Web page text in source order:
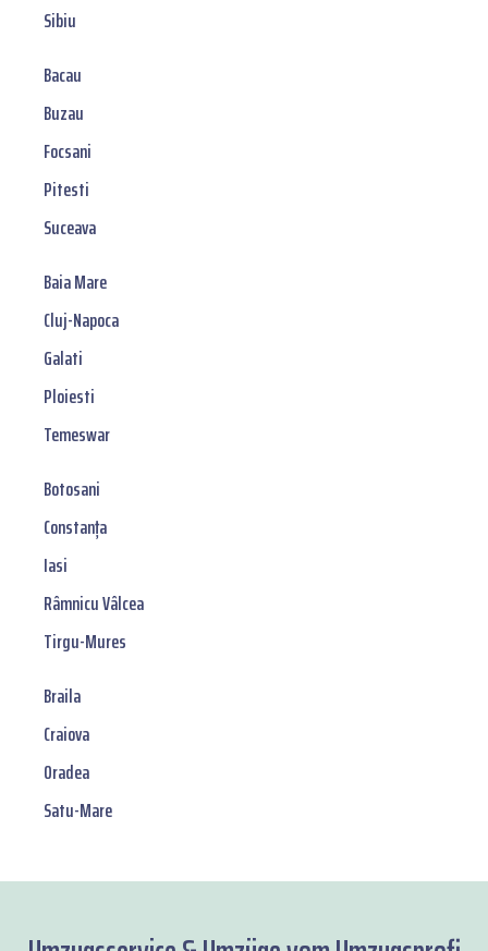
Sibiu
Bacau
Buzau
Focsani
Pitesti
Suceava
Baia Mare
Cluj-Napoca
Galati
Ploiesti
Temeswar
Botosani
Constanța
Iasi
Râmnicu Vâlcea
Tirgu-Mures
Braila
Craiova
Oradea
Satu-Mare